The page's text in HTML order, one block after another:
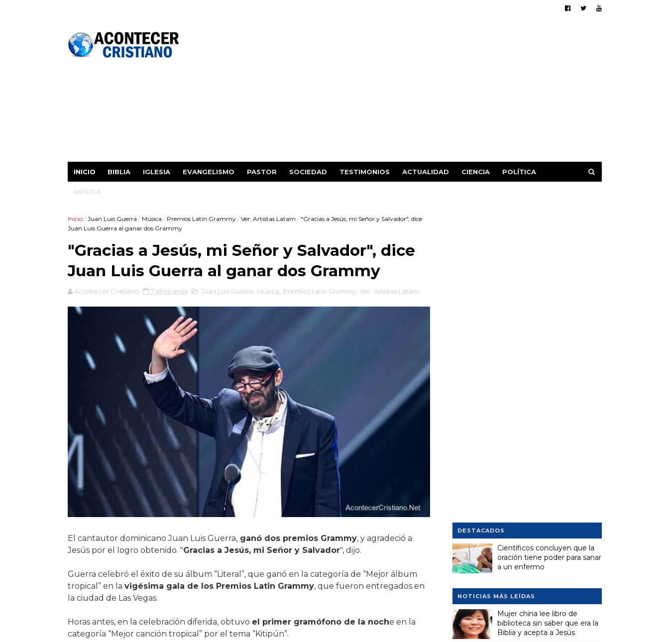
INICIO BIBLIA IGLESIA EVANGELISMO PASTOR SOCIEDAD TESTIMONIOS ACTUALIDAD CIENCIA POLÍTICA
MÚSICA
Inicio / Juan Luis Guerra / Música / Premios Latin Grammy / Ver: Artistas Latam / "Gracias a Jesús, mi Señor y Salvador", dice
Juan Luis Guerra al ganar dos Grammy
"Gracias a Jesús, mi Señor y Salvador", dice
Juan Luis Guerra al ganar dos Grammy
Acontecer Cristiano 7 años atrás Juan Luis Guerra Música Premios Latin Grammy, Ver: Artistas Latam
El cantautor dominicano Juan Luis Guerra,ganó dos premios Grammy, y agradeció a
Jesús por el logro obtenido. "Gracias a Jesús, mi Señor y Salvador", dijo.
Guerra celebró el éxito de su álbum “Literal”, que ganó en la categoría de “Mejor álbum
tropical” en la vigésima gala de los Premios Latin Grammy, que fueron entregados en
la ciudad de Las Vegas.
Horas antes, en la celebración diferida, obtuvo el primer gramófono de la noche en la
categoría “Mejor canción tropical” por el tema “Kitipún”.
DESTACADOS
Científicos concluyen que la
oración tiene poder para sanar
a un enfermo
NOTICIAS MÁS LEÍDAS
Mujer china lee libro de
biblioteca sin saber que era la
Biblia y acepta a Jesús